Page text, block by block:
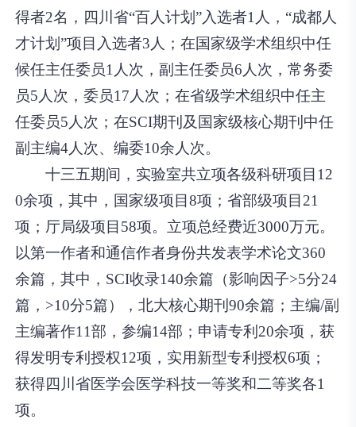
得者2名，四川省“百人计划”入选者1人，“成都人
才计划”项目入选者3人；在国家级学术组织中任
候任主任委员1人次，副主任委员6人次，常务委
员5人次，委员17人次；在省级学术组织中任主
任委员5人次；在SCI期刊及国家级核心期刊中任
副主编4人次、编委10余人次。
十三五期间，实验室共立项各级科研项目12
0余项，其中，国家级项目8项；省部级项目21
项；厅局级项目58项。立项总经费近3000万元。
以第一作者和通信作者身份共发表学术论文360
余篇，其中，SCI收录140余篇（影响因子>5分24
篇，>10分5篇），北大核心期刊90余篇；主编/副
主编著作11部，参编14部；申请专利20余项，获
得发明专利授权12项，实用新型专利授权6项；
获得四川省医学会医学科技一等奖和二等奖各1
项。